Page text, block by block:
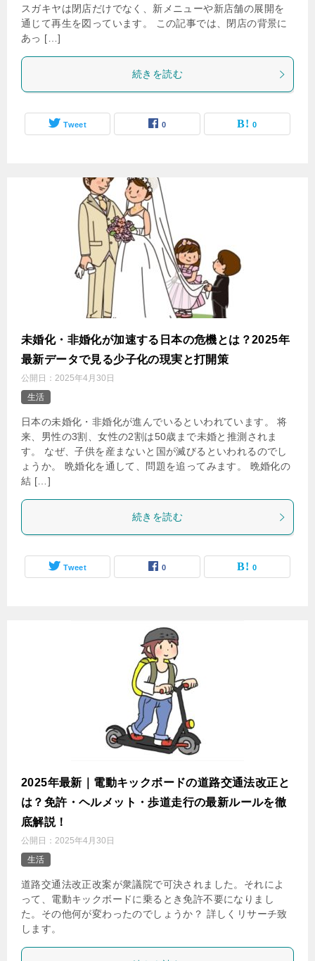
スガキヤは閉店だけでなく、新メニューや新店舗の展開を
通じて再生を図っています。 この記事では、閉店の背景に
あっ […]
続きを読む
Tweet 0 0
未婚化・非婚化が加速する日本の危機とは？2025年
最新データで見る少子化の現実と打開策
公開日： 2025年4月30日
生活
日本の未婚化・非婚化が進んでいるといわれています。 将
来、男性の3割、女性の2割は50歳まで未婚と推測されま
す。 なぜ、子供を産まないと国が滅びるといわれるのでし
ょうか。 晩婚化を通して、問題を追ってみます。 晩婚化の
結 […]
続きを読む
Tweet 0 0
2025年最新｜電動キックボードの道路交通法改正と
は？免許・ヘルメット・歩道走行の最新ルールを徹
底解説！
公開日： 2025年4月30日
生活
道路交通法改正改案が衆議院で可決されました。それによ
って、電動キックボードに乗るとき免許不要になりまし
た。その他何が変わったのでしょうか？ 詳しくリサーチ致
します。